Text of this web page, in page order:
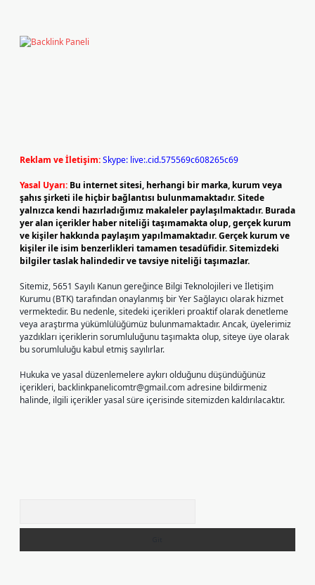
Reklam ve İletişim:Skype: live:.cid.575569c608265c69
Yasal Uyarı: Bu internet sitesi, herhangi bir marka, kurum veya
şahıs şirketi ile hiçbir bağlantısı bulunmamaktadır. Sitede
yalnızca kendi hazırladığımız makaleler paylaşılmaktadır. Burada
yer alan içerikler haber niteliği taşımamakta olup, gerçek kurum
ve kişiler hakkında paylaşım yapılmamaktadır. Gerçek kurum ve
kişiler ile isim benzerlikleri tamamen tesadüfidir. Sitemizdeki
bilgiler taslak halindedir ve tavsiye niteliği taşımazlar.
Sitemiz, 5651 Sayılı Kanun gereğince Bilgi Teknolojileri ve İletişim
Kurumu (BTK) tarafından onaylanmış bir Yer Sağlayıcı olarak hizmet
vermektedir. Bu nedenle, sitedeki içerikleri proaktif olarak denetleme
veya araştırma yükümlülüğümüz bulunmamaktadır. Ancak, üyelerimiz
yazdıkları içeriklerin sorumluluğunu taşımakta olup, siteye üye olarak
bu sorumluluğu kabul etmiş sayılırlar.
Hukuka ve yasal düzenlemelere aykırı olduğunu düşündüğünüz
içerikleri, backlinkpanelicomtr@gmail.comadresine bildirmeniz
halinde, ilgili içerikler yasal süre içerisinde sitemizden kaldırılacaktır.